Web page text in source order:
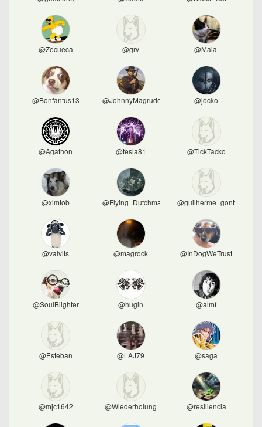
@Zecueca @grv @Maia.
@Bonfantus13 @JohnnyMagruder @jocko
@Agathon @tesla81 @TickTacko
@ximtob @Flying_Dutchman @guilherme_gontijo
@valvits @magrock @InDogWeTrust
@SoulBlighter @hugin @almf
@Esteban @LAJ79 @saga
@mjc1642 @Wiederholung @resiliencia